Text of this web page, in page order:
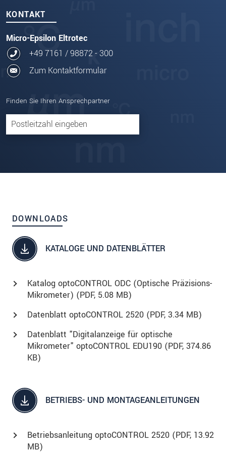
KONTAKT
Micro-Epsilon Eltrotec
+49 7161 / 98872 - 300
Zum Kontaktformular
Finden Sie Ihren Ansprechpartner
DOWNLOADS
KATALOGE UND DATENBLÄTTER
Katalog optoCONTROL ODC (Optische Präzisions-
Mikrometer) (PDF, 5.08 MB)
Datenblatt optoCONTROL 2520 (PDF, 3.34 MB)
Datenblatt "Digitalanzeige für optische
Mikrometer" optoCONTROL EDU190 (PDF, 374.86
KB)
BETRIEBS- UND MONTAGEANLEITUNGEN
Betriebsanleitung optoCONTROL 2520 (PDF, 13.92
MB)